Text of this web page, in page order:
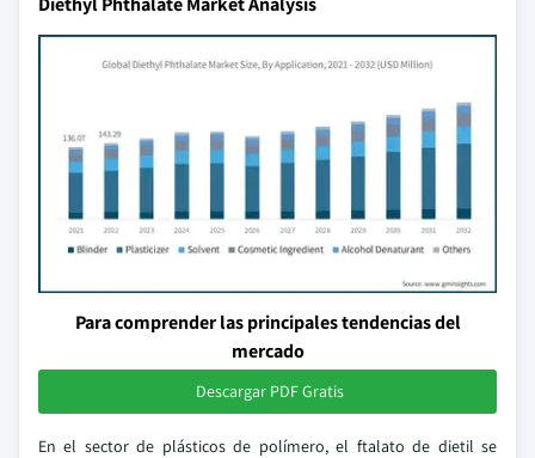
Para comprender las principales tendencias del
mercado
Descargar PDF Gratis
En el sector de plásticos de polímero, el ftalato de dietil se